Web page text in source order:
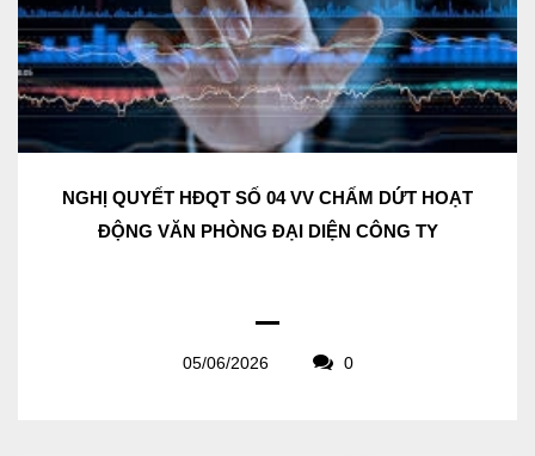
NGHỊ QUYẾT HĐQT SỐ 04 VV CHẤM DỨT HOẠT
ĐỘNG VĂN PHÒNG ĐẠI DIỆN CÔNG TY
05/06/2026 0